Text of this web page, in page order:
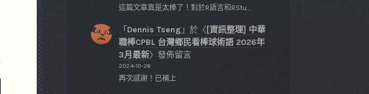
這篇文章真是太棒了！對於R語言和RStu…
「 Dennis Tseng 」於〈[資訊整理] 中華
職棒CPBL 台灣鄉民看棒球術語 2026年
3月最新〉發佈留言
2024-10-26
再次感謝！已補上